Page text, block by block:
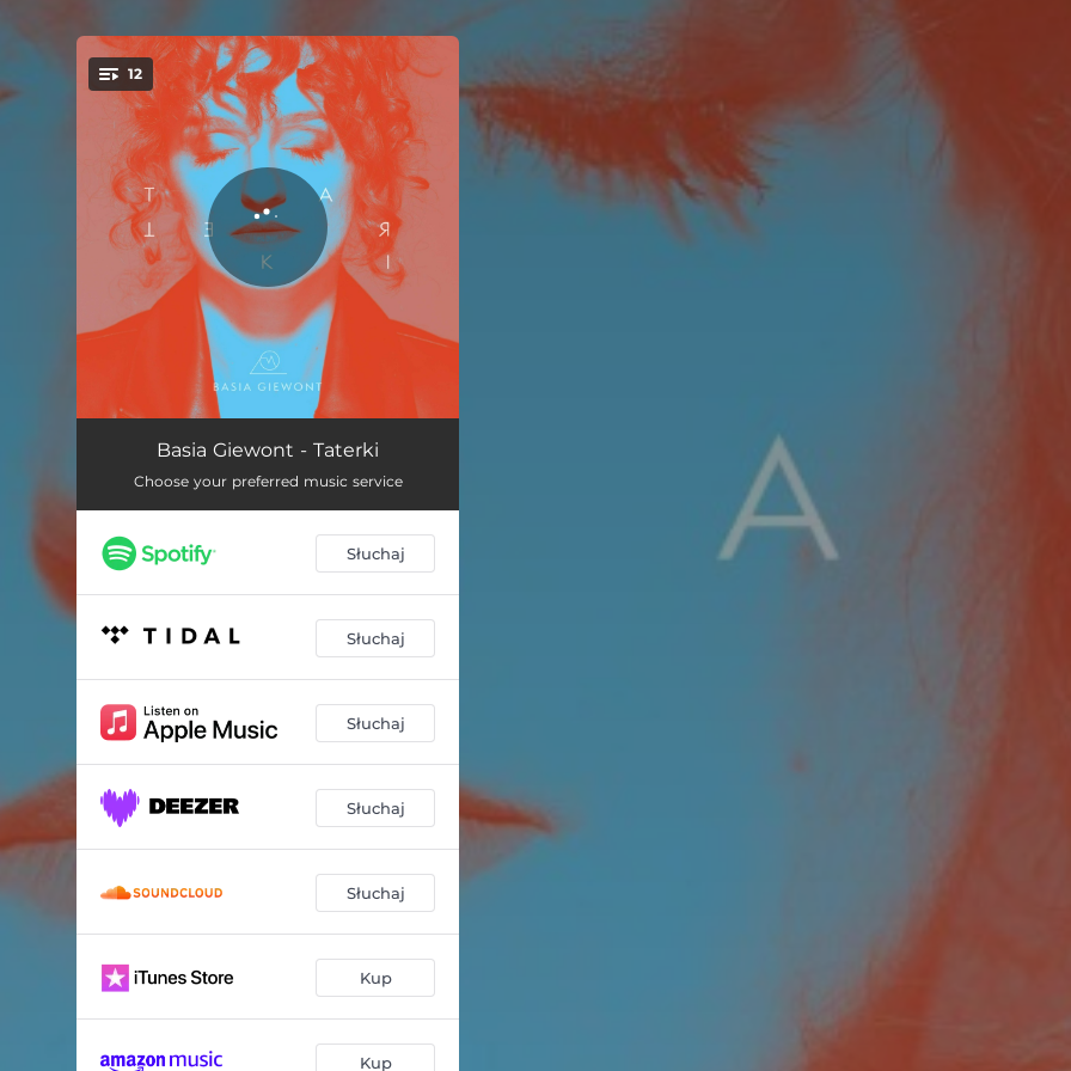
You're all set!
12
Taterki
Halny 02:57
Póde s Tobom 03:34
Księżniczka i Żaba 03:53
Przytulicie 03:49
Byłeś Mój 03:38
Dudki 03:30
02:59
02:58
Bidula 03:33
Basia Giewont - Taterki
Choose your preferred music service
Słuchaj
Słuchaj
Słuchaj
Słuchaj
Słuchaj
Kup
Kup